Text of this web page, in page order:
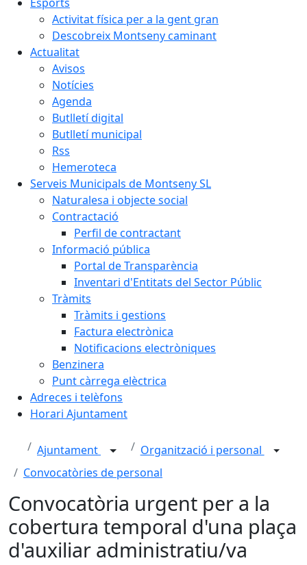
Activitat física per a la gent gran
Descobreix Montseny caminant
Actualitat
Avisos
Notícies
Agenda
Butlletí digital
Butlletí municipal
Rss
Hemeroteca
Serveis Municipals de Montseny SL
Naturalesa i objecte social
Contractació
Perfil de contractant
Informació pública
Portal de Transparència
Inventari d'Entitats del Sector Públic
Tràmits
Tràmits i gestions
Factura electrònica
Notificacions electròniques
Benzinera
Punt càrrega elèctrica
Adreces i telèfons
Horari Ajuntament
Ajuntament
Organització i personal
Convocatòries de personal
Convocatòria urgent per a la
cobertura temporal d'una plaça
d'auxiliar administratiu/va